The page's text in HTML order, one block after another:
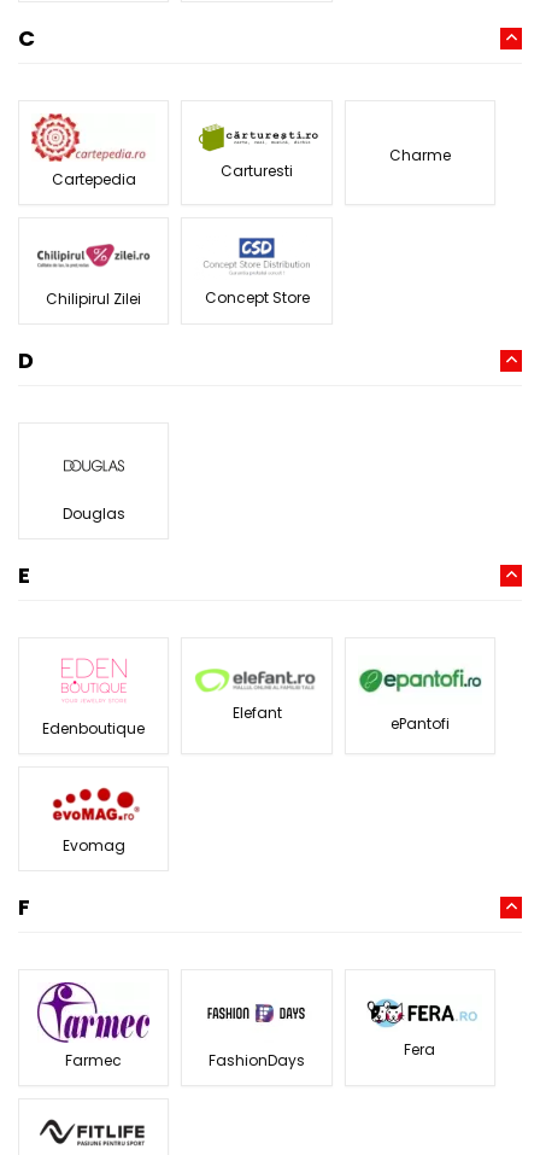
C
Cartepedia Carturesti
Charme
Chilipirul Zilei Concept Store
D
Douglas
E
Edenboutique
Elefant
ePantofi
Evomag
F
Farmec FashionDays
Fera